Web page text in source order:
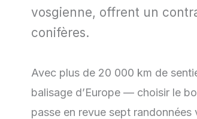
vosgienne, offrent un
conifères.
Avec plus de 20 000 km de
balisage d’Europe — choisir le
passe en revue sept